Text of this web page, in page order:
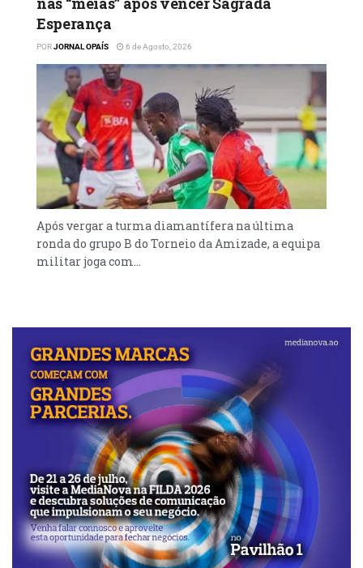
Esperança
PORJORNAL OPAÍS 6 de Agosto, 2026
Após vergar a turma diamantífera na última
ronda do grupo B do Torneio da Amizade, a equipa
militar joga com...